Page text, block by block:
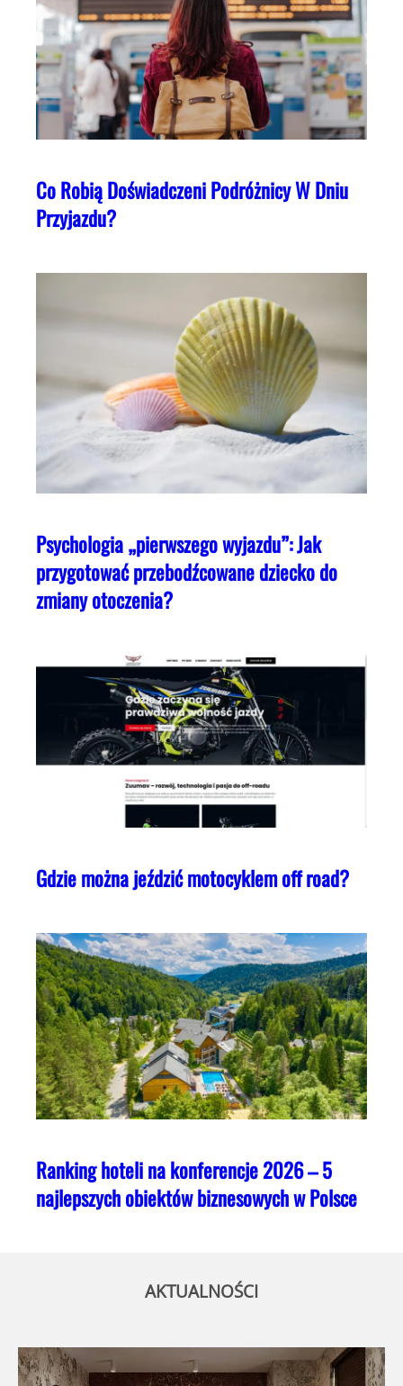
Co Robią Doświadczeni Podróżnicy W Dniu
Przyjazdu?
Psychologia „pierwszego wyjazdu”: Jak
przygotować przebodźcowane dziecko do
zmiany otoczenia?
Gdzie można jeździć motocyklem off road?
Ranking hoteli na konferencje 2026 – 5
najlepszych obiektów biznesowych w Polsce
AKTUALNOŚCI